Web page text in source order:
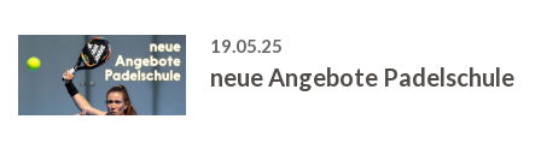
19.05.25
neue Angebote Padelschule